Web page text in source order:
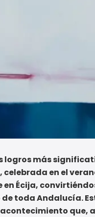
logros más
en el
Écija,
toda Andalucía.
que,